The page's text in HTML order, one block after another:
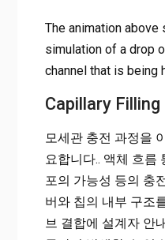
The animation above
simulation of a drop
channel that is being
Capillary Filling
모세관 충전 과정을
요합니다.. 액체 흐름
포의 가능성 등의 충
버와 칩의 내부 구조
브 결합에 설계자 안